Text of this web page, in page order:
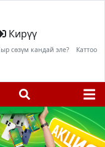
Кирүү
сөзүм кандай эле? Каттоо